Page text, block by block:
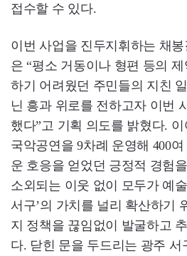
접수할 수 있다.
이번 사업을 진두지휘하는 채
은 “평소 거동이나 형편 등의
하기 어려웠던 주민들의 지친
닌 흥과 위로를 전하고자 이번
했다”고 기획 의도를 밝혔다.
국악공연을 9차례 운영해 400
운 호응을 얻었던 긍정적 경험
소외되는 이웃 없이 모두가 예
서구’의 가치를 널리 확산하기
지 정책을 끊임없이 발굴하고
다. 닫힌 문을 두드리는 광주 서